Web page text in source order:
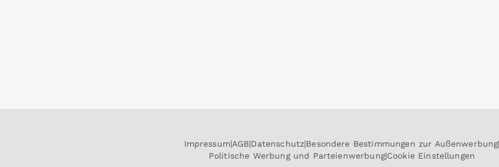
Impressum AGB Datenschutz Besondere Bestimmungen zur Außenwerbung
Politische Werbung und Parteienwerbung Cookie Einstellungen